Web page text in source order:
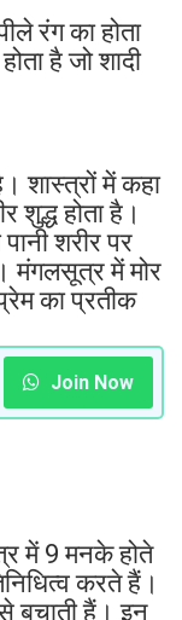
रंग का होता
है जो शादी
शास्त्रों में कहा
शुद्ध होता है।
शरीर पर
मंगलसूत्र में मोर
का प्रतीक
Join Now
में 9 मनके होते
करते हैं।
बचाती हैं। इन